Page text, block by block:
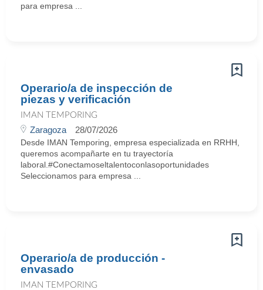
para empresa ...
Operario/a de inspección de
piezas y verificación
IMAN TEMPORING
Zaragoza 28/07/2026
Desde IMAN Temporing, empresa especializada en RRHH,
queremos acompañarte en tu trayectoría
laboral.#Conectamoseltalentoconlasoportunidades
Seleccionamos para empresa ...
Operario/a de producción -
envasado
IMAN TEMPORING